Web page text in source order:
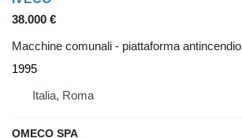
38.000 €
Macchine comunali - piattaforma antincendio
1995
Italia, Roma
OMECO SPA